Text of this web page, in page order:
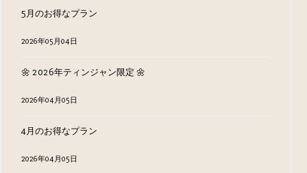
5月のお得なプラン
2026年05月04日
🌼 2026年ティンジャン限定 🌼
2026年04月05日
4月のお得なプラン
2026年04月05日